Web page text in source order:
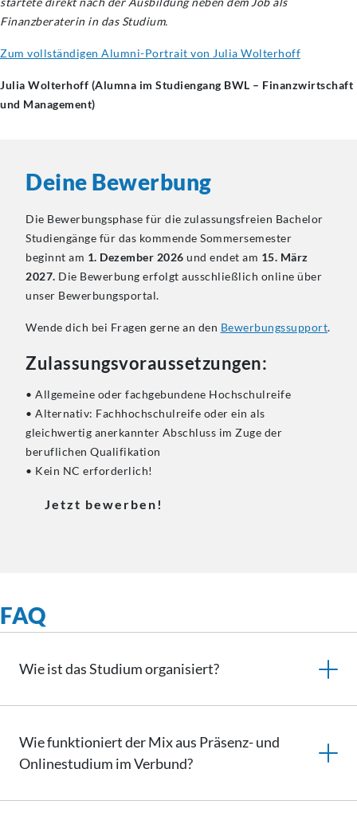
Finanzberaterin in das Studium.
Zum vollständigen Alumni-Portrait von Julia Wolterhoff
Julia Wolterhoff (Alumna im Studiengang BWL – Finanzwirtschaft
und Management)
Deine Bewerbung
Die Bewerbungsphase für die zulassungsfreien Bachelor
Studiengänge für das kommende Sommersemester
beginnt am 1. Dezember 2026 und endet am 15. März
2027. Die Bewerbung erfolgt ausschließlich online über
unser Bewerbungsportal.
Wende dich bei Fragen gerne an den Bewerbungssupport.
Zulassungsvoraussetzungen:
• Allgemeine oder fachgebundene Hochschulreife
• Alternativ: Fachhochschulreife oder ein als
gleichwertig anerkannter Abschluss im Zuge der
beruflichen Qualifikation
• Kein NC erforderlich!
Jetzt bewerben!
FAQ
Wie ist das Studium organisiert?
Wie funktioniert der Mix aus Präsenz- und
Onlinestudium im Verbund?